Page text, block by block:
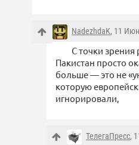
NadezhdaK, 11
С точки
Пакистан просто
больше — это не
которую
игнорировали,
ТелегаПресс,